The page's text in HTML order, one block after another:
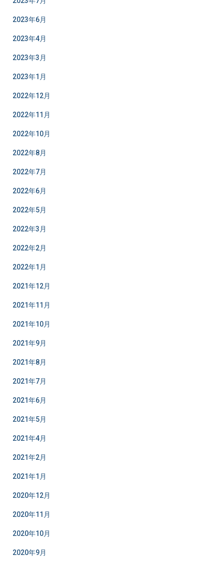
2023年6月
2023年4月
2023年3月
2023年1月
2022年12月
2022年11月
2022年10月
2022年8月
2022年7月
2022年6月
2022年5月
2022年3月
2022年2月
2022年1月
2021年12月
2021年11月
2021年10月
2021年9月
2021年8月
2021年7月
2021年6月
2021年5月
2021年4月
2021年2月
2021年1月
2020年12月
2020年11月
2020年10月
2020年9月